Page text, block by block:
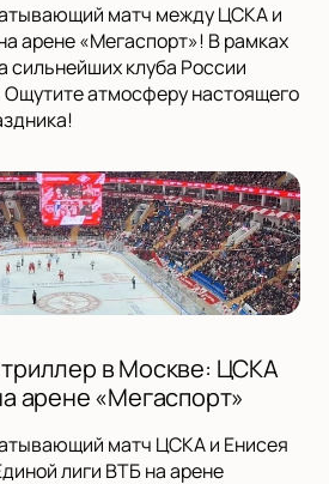
матч между ЦСКА и
арене «Мегаспорт»! В рамках
сильнейших клуба России
Ощутите атмосферу настоящего
в Москве: ЦСКА
арене «Мегаспорт»
матч ЦСКА и Енисея
лиги ВТБ на арене